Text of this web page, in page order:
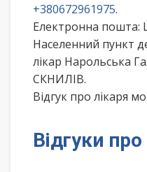
+380672961975.
Електронна пошта:
Населенний пункт
лікар Нарольська
СКНИЛІВ.
Відгук про лікаря
Відгуки про